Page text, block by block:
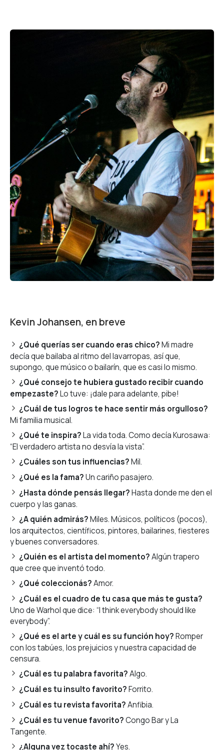
Kevin Johansen, en breve
¿Qué querías ser cuando eras chico?Mi madre
decía que bailaba al ritmo del lavarropas, así que,
supongo, que músico o bailarín, que es casi lo mismo.
¿Qué consejo te hubiera gustado recibir cuando
empezaste?Lo tuve: ¡dale para adelante, pibe!
¿Cuál de tus logros te hace sentir más orgulloso?
Mi familia musical.
¿Qué te inspira?La vida toda. Como decía Kurosawa:
“El verdadero artista no desvía la vista”.
¿Cuáles son tus influencias?Mil.
¿Qué es la fama?Un cariño pasajero.
¿Hasta dónde pensás llegar?Hasta donde me den el
cuerpo y las ganas.
¿A quién admirás?Miles. Músicos, políticos (pocos),
los arquitectos, científicos, pintores, bailarines, fiesteres
y buenes conversadores.
¿Quién es el artista del momento?Algún trapero
que cree que inventó todo.
¿Qué coleccionás?Amor.
¿Cuál es el cuadro de tu casa que más te gusta?
Uno de Warhol que dice: “I think everybody should like
everybody”.
¿Qué es el arte y cuál es su función hoy?Romper
con los tabúes, los prejuicios y nuestra capacidad de
censura.
¿Cuál es tu palabra favorita?Algo.
¿Cuál es tu insulto favorito?Forrito.
¿Cuál es tu revista favorita?Anfibia.
¿Cuál es tu venue favorito?Congo Bar y La
Tangente.
¿Alguna vez tocaste ahí?Yes.